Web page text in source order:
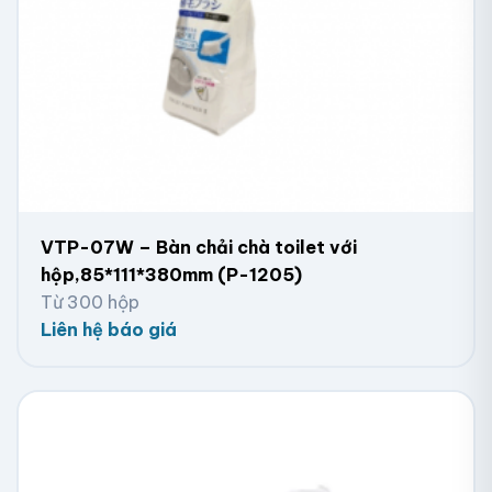
VTP-07W – Bàn chải chà toilet với
hộp,85*111*380mm (P-1205)
Từ 300 hộp
Liên hệ báo giá